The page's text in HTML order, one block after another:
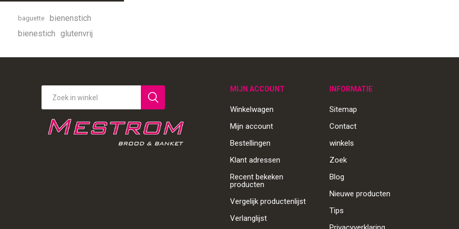
baguette
bienenstich
bienestich glutenvrij
MIJN ACCOUNT
Winkelwagen
Mijn account
Bestellingen
Klant adressen
Recent bekeken
producten
Vergelijk productenlijst
Verlanglijst
INFORMATIE
Sitemap
Contact
winkels
Zoek
Blog
Nieuwe producten
Tips